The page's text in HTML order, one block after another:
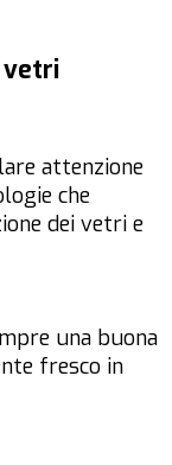
vetri
attenzione
che
dei vetri e
una buona
fresco in